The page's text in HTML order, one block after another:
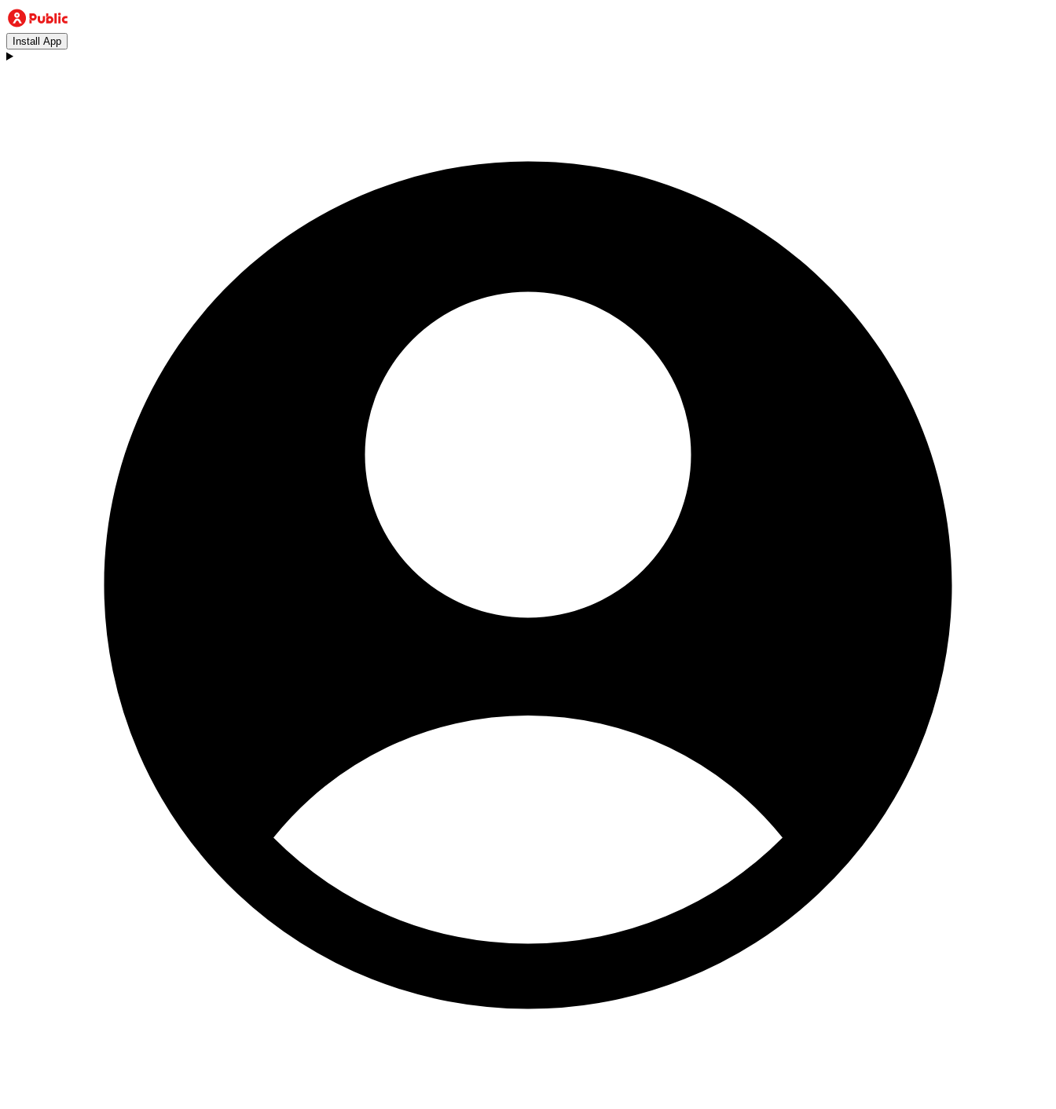
Install App